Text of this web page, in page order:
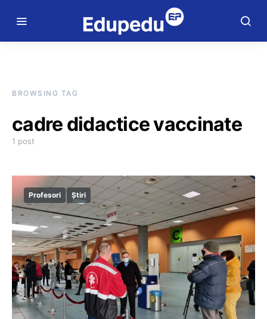
BROWSING TAG
cadre didactice vaccinate
1 post
Profesori Știri